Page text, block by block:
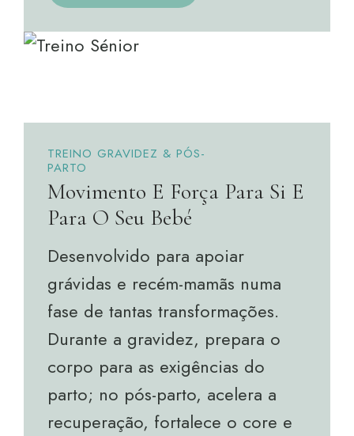
TREINO GRAVIDEZ & PÓS-
PARTO
Movimento E Força Para Si E
Para O Seu Bebé
Desenvolvido para apoiar
grávidas e recém-mamãs numa
fase de tantas transformações.
Durante a gravidez, prepara o
corpo para as exigências do
parto; no pós-parto, acelera a
recuperação, fortalece o core e